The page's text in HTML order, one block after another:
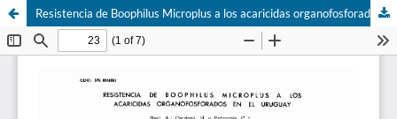
Resistencia de Boophilus Microplus a los acaricidas organofosforados en Uruguay